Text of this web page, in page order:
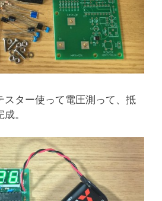
スター使って電圧測って、抵
。